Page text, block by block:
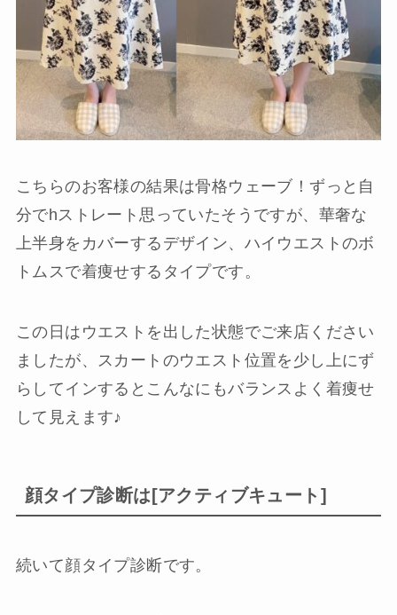
こちらのお客様の結果は骨格ウェーブ！ずっと自
分でhストレート思っていたそうですが、華奢な
上半身をカバーするデザイン、ハイウエストのボ
トムスで着痩せするタイプです。
この日はウエストを出した状態でご来店ください
ましたが、スカートのウエスト位置を少し上にず
らしてインするとこんなにもバランスよく着痩せ
して見えます♪
顔タイプ診断は[アクティブキュート]
続いて顔タイプ診断です。